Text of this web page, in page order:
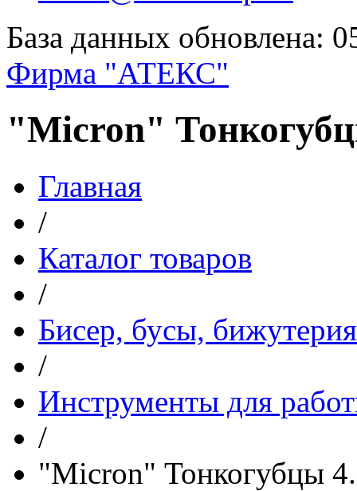
База данных обновлена:
Фирма "АТЕКС"
"Micron"
Главная
/
Каталог товаров
/
Бисер, бусы, бижутерия
/
Инструменты для
/
"Micron" Тонкогубцы